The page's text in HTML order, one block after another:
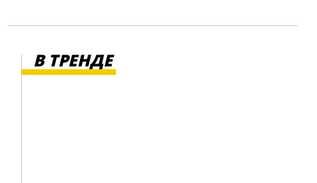
В ТРЕНДЕ